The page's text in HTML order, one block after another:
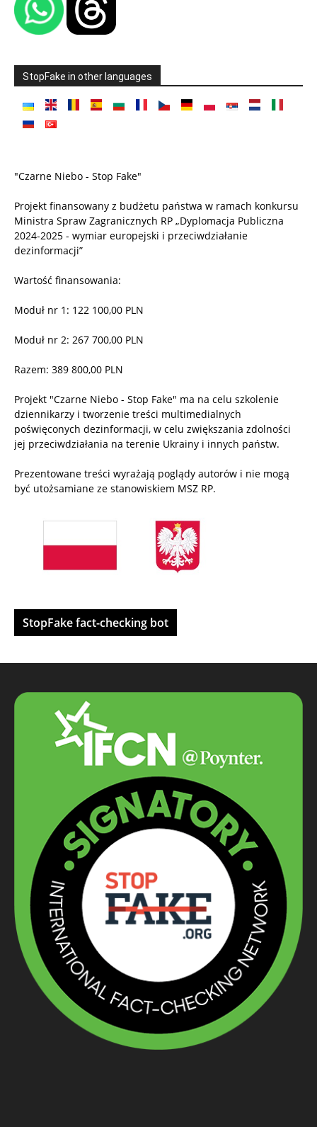
StopFake in other languages
"Czarne Niebo - Stop Fake"
Projekt finansowany z budżetu państwa w ramach konkursu
Ministra Spraw Zagranicznych RP „Dyplomacja Publiczna
2024-2025 - wymiar europejski i przeciwdziałanie
dezinformacji”
Wartość finansowania:
Moduł nr 1: 122 100,00 PLN
Moduł nr 2: 267 700,00 PLN
Razem: 389 800,00 PLN
Projekt "Czarne Niebo - Stop Fake" ma na celu szkolenie
dziennikarzy i tworzenie treści multimedialnych
poświęconych dezinformacji, w celu zwiększania zdolności
jej przeciwdziałania na terenie Ukrainy i innych państw.
Prezentowane treści wyrażają poglądy autorów i nie mogą
być utożsamiane ze stanowiskiem MSZ RP.
StopFake fact-checking bot